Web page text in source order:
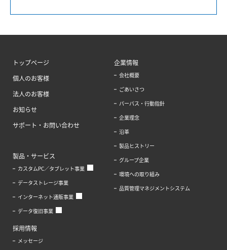
トップページ
個人のお客様
法人のお客様
お知らせ
サポート・お問い合わせ
製品・サービス
カスタムPC／タブレット事業
データストレージ事業
インターネット通販事業
データ復旧事業
企業情報
会社概要
ごあいさつ
パーパス・行動指針
企業理念
沿革
製品ヒストリー
グループ企業
環境への取り組み
品質管理マネジメントシステム
採用情報
メッセージ